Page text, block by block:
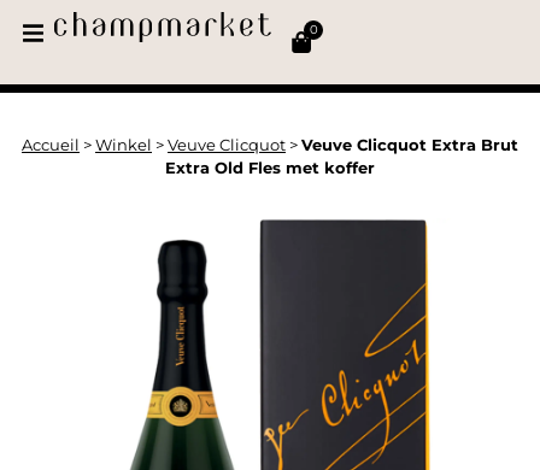
0
Accueil > Winkel > Veuve Clicquot > Veuve Clicquot Extra Brut
Extra Old Fles met koffer